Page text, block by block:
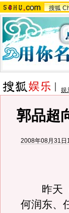
搜狐
娱
郭品超
2008年08月31日
昨天（
何润东、